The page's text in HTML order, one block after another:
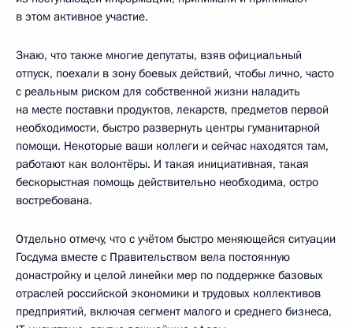
в этом активное участие.
Знаю, что также многие депутаты, взяв официальный
отпуск, поехали в зону боевых действий, чтобы лично, часто
с реальным риском для собственной жизни наладить
на месте поставки продуктов, лекарств, предметов первой
необходимости, быстро развернуть центры гуманитарной
помощи. Некоторые ваши коллеги и сейчас находятся там,
работают как волонтёры. И такая инициативная, такая
бескорыстная помощь действительно необходима, остро
востребована.
Отдельно отмечу, что с учётом быстро меняющейся ситуации
Госдума вместе с Правительством вела постоянную
донастройку и целой линейки мер по поддержке базовых
отраслей российской экономики и трудовых коллективов
предприятий, включая сегмент малого и среднего бизнеса,